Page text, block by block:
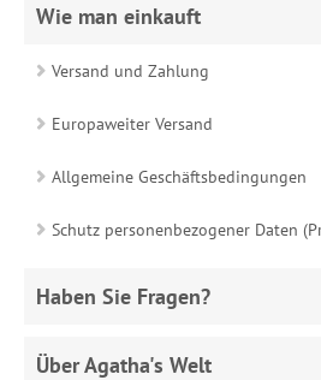
Wie man einkauft
Versand und Zahlung
Europaweiter Versand
Allgemeine Geschäftsbedingungen
Schutz personenbezogener Daten
Haben Sie Fragen?
Über Agatha's Welt